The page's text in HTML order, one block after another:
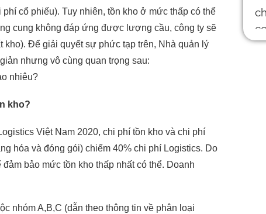
cổ phiếu). Tuy nhiên, tồn kho ở mức thấp có thể
cung không đáp ứng được lượng cầu, công ty sẽ
kho). Để giải quyết sự phức tạp trên, Nhà quản lý
nhưng vô cùng quan trọng sau:
nhiêu?
kho?
Việt Nam 2020, chi phí tồn kho và chi phí
hóa và đóng gói) chiếm 40% chi phí Logistics. Do
bảo mức tồn kho thấp nhất có thể. Doanh
nhóm A,B,C (dẫn theo thông tin về phân loại